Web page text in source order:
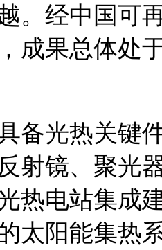
。经中国可
成果总体处
备光热关键
射镜、聚光
热电站集成
太阳能集热